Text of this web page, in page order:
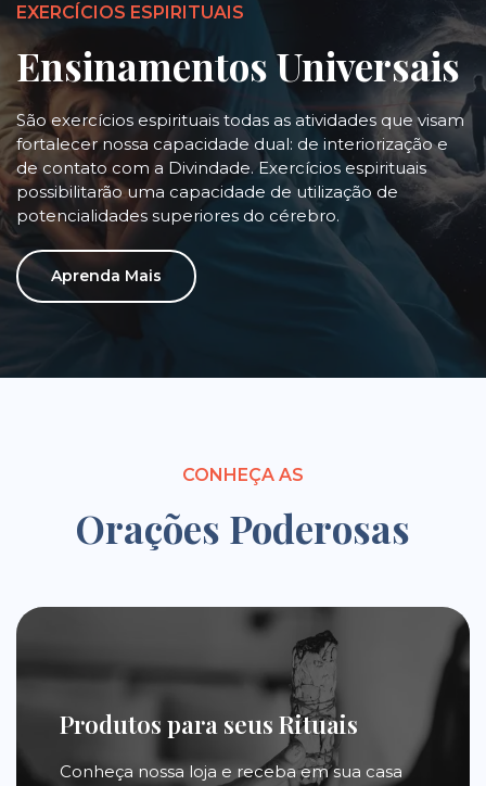
EXERCÍCIOS ESPIRITUAIS
Ensinamentos Universais
São exercícios espirituais todas as atividades que visam
fortalecer nossa capacidade dual: de interiorização e
de contato com a Divindade. Exercícios espirituais
possibilitarão uma capacidade de utilização de
potencialidades superiores do cérebro.
Aprenda Mais
CONHEÇA AS
Orações Poderosas
Produtos para seus Rituais
Conheça nossa loja e receba em sua casa